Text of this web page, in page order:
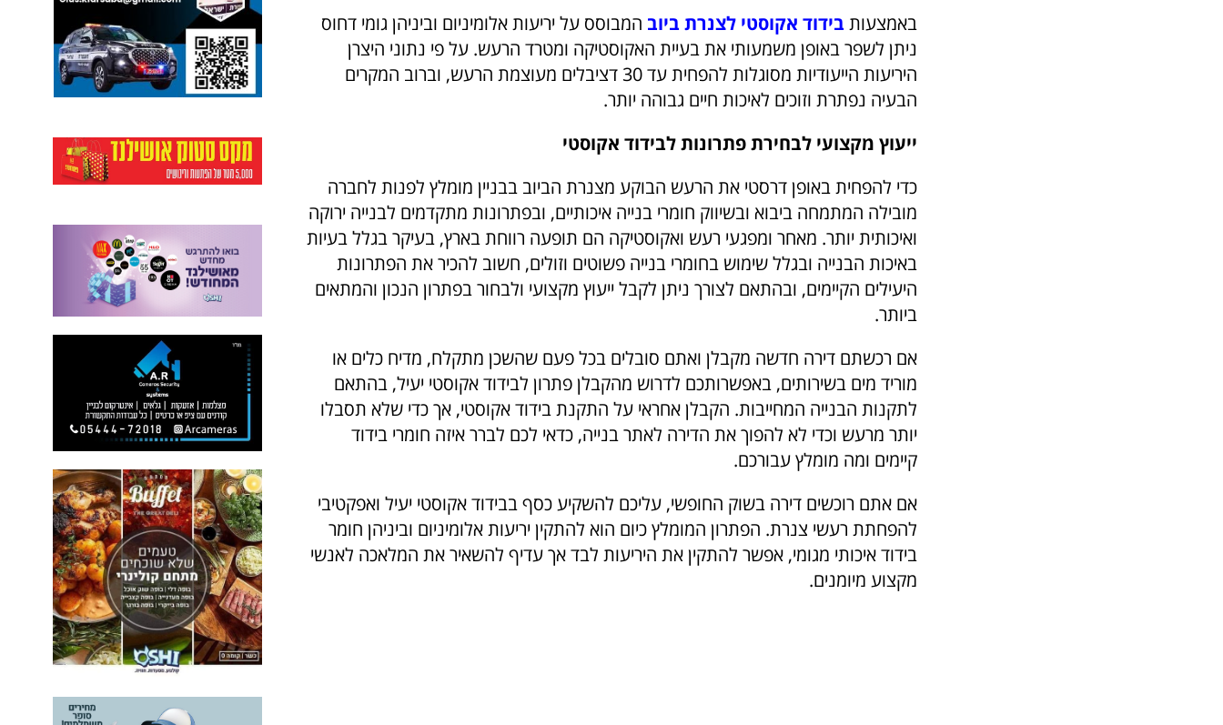
באמצעות בידוד אקוסטי לצנרת ביוב המבוסס על יריעות אלומיניום וביניהן גומי דחוס
ניתן לשפר באופן משמעותי את בעיית האקוסטיקה ומטרד הרעש. על פי נתוני היצרן
היריעות הייעודיות מסוגלות להפחית עד 30 דציבלים מעוצמת הרעש, וברוב המקרים
הבעיה נפתרת וזוכים לאיכות חיים גבוהה יותר.
ייעוץ מקצועי לבחירת פתרונות לבידוד אקוסטי
כדי להפחית באופן דרסטי את הרעש הבוקע מצנרת הביוב בבניין מומלץ לפנות לחברה
מובילה המתמחה ביבוא ובשיווק חומרי בנייה איכותיים, ובפתרונות מתקדמים לבנייה ירוקה
ואיכותית יותר. מאחר ומפגעי רעש ואקוסטיקה הם תופעה רווחת בארץ, בעיקר בגלל בעיות
באיכות הבנייה ובגלל שימוש בחומרי בנייה פשוטים וזולים, חשוב להכיר את הפתרונות
היעילים הקיימים, ובהתאם לצורך ניתן לקבל ייעוץ מקצועי ולבחור בפתרון הנכון והמתאים
ביותר.
אם רכשתם דירה חדשה מקבלן ואתם סובלים בכל פעם שהשכן מתקלח, מדיח כלים או
מוריד מים בשירותים, באפשרותכם לדרוש מהקבלן פתרון לבידוד אקוסטי יעיל, בהתאם
לתקנות הבנייה המחייבות. הקבלן אחראי על התקנת בידוד אקוסטי, אך כדי שלא תסבלו
יותר מרעש וכדי לא להפוך את הדירה לאתר בנייה, כדאי לכם לברר איזה חומרי בידוד
קיימים ומה מומלץ עבורכם.
אם אתם רוכשים דירה בשוק החופשי, עליכם להשקיע כסף בבידוד אקוסטי יעיל ואפקטיבי
להפחתת רעשי צנרת. הפתרון המומלץ כיום הוא להתקין יריעות אלומיניום וביניהן חומר
בידוד איכותי מגומי, אפשר להתקין את היריעות לבד אך עדיף להשאיר את המלאכה לאנשי
מקצוע מיומנים.